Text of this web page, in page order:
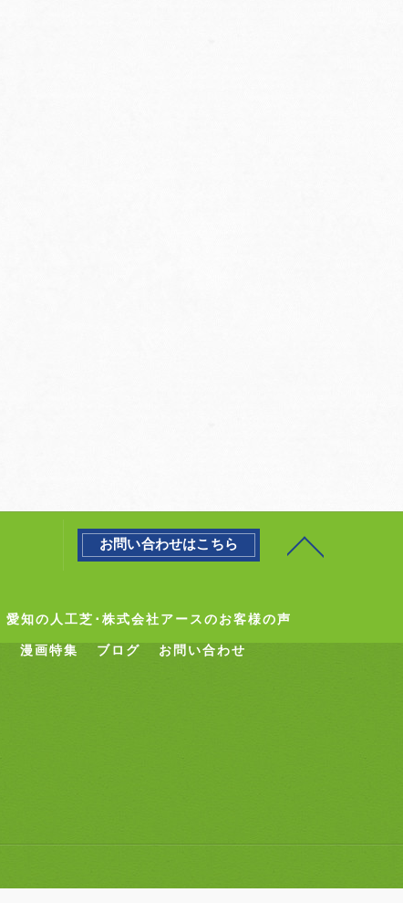
お問い合わせはこちら
愛知の人工芝･株式会社アースのお客様の声
漫画特集 ブログ
お問い合わせ